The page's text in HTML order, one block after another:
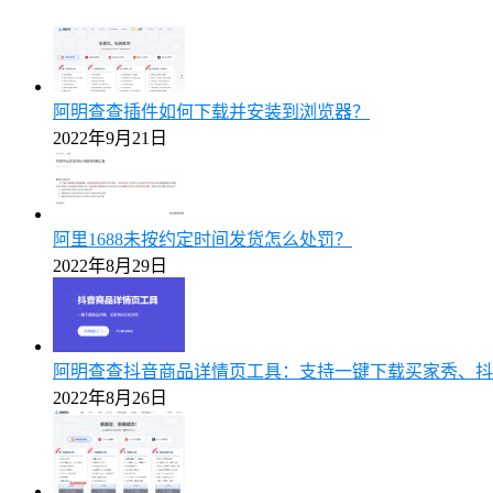
阿明查查插件如何下载并安装到浏览器？
2022年9月21日
阿里1688未按约定时间发货怎么处罚？
2022年8月29日
阿明查查抖音商品详情页工具：支持一键下载买家秀、
2022年8月26日